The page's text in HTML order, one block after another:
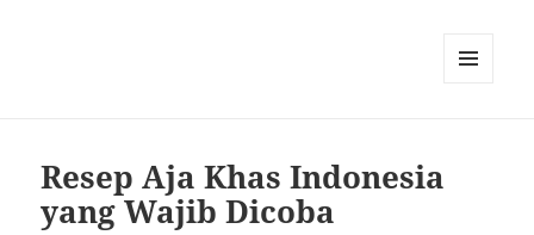
Resep Aja Khas Indonesia
yang Wajib Dicoba